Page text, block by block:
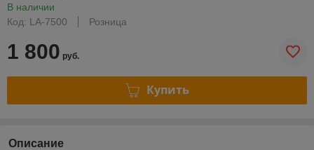
В наличии
Код: LA-7500
Розница
1 800 руб.
Купить
Описание